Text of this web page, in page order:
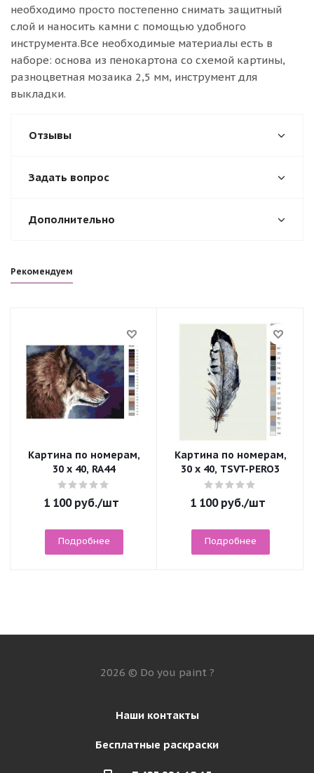
необходимо просто постепенно снимать защитный
слой и наносить камни с помощью удобного
инструмента.Все необходимые материалы есть в
наборе: основа из пенокартона со схемой картины,
разноцветная мозаика 2,5 мм, инструмент для
выкладки.
Отзывы
Задать вопрос
Дополнительно
Рекомендуем
Картина по номерам,
30 x 40, RA44
1 100руб./шт
Подробнее
Картина по номерам,
30 x 40, TSVT-PERO3
1 100руб./шт
Подробнее
2026 © Do you paint ?
Наши контакты
Бесплатные раскраски